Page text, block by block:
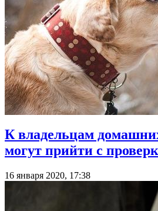
К владельцам
могут прийти с
16 января 2020, 17:38